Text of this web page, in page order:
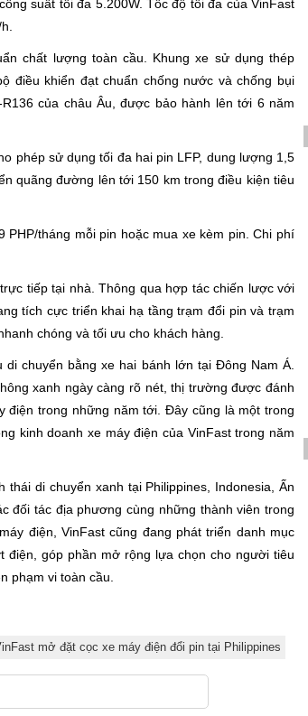
suất tối đa 5.200W. Tốc độ tối đa của VinFast
chất lượng toàn cầu. Khung xe sử dụng thép
điều khiển đạt chuẩn chống nước và chống bụi
của châu Âu, được bảo hành lên tới 6 năm
phép sử dụng tối đa hai pin LFP, dung lượng 1,5
quãng đường lên tới 150 km trong điều kiện tiêu
tháng mỗi pin hoặc mua xe kèm pin. Chi phí
tiếp tại nhà. Thông qua hợp tác chiến lược với
tích cực triển khai hạ tầng trạm đổi pin và trạm
chóng và tối ưu cho khách hàng.
chuyển bằng xe hai bánh lớn tại Đông Nam Á.
xanh ngày càng rõ nét, thị trường được đánh
điện trong những năm tới. Đây cũng là một trong
kinh doanh xe máy điện của VinFast trong năm
di chuyển xanh tại Philippines, Indonesia, Ấn
đối tác địa phương cùng những thành viên trong
điện, VinFast cũng đang phát triển danh mục
góp phần mở rộng lựa chọn cho người tiêu
phạm vi toàn cầu.
mở đặt cọc xe máy điện đổi pin tại Philippines